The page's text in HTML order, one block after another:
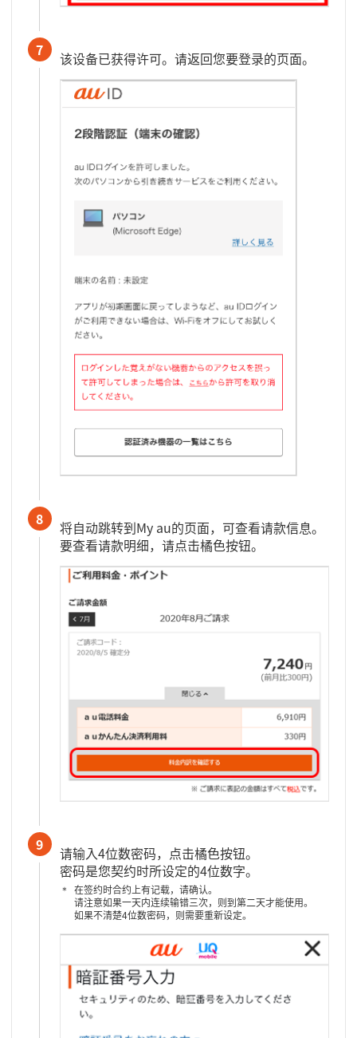
7 该设备已获得许可。请返回您要登录的页面。
8
将自动跳转到My au的页面，可查看请款信息。
要查看请款明细，请点击橘色按钮。
9
请输入4位数密码，点击橘色按钮。
密码是您契约时所设定的4位数字。
在签约时合约上有记载，请确认。
请注意如果一天内连续输错三次，则到第二天才能使用。
如果不清楚4位数密码，则需要重新设定。